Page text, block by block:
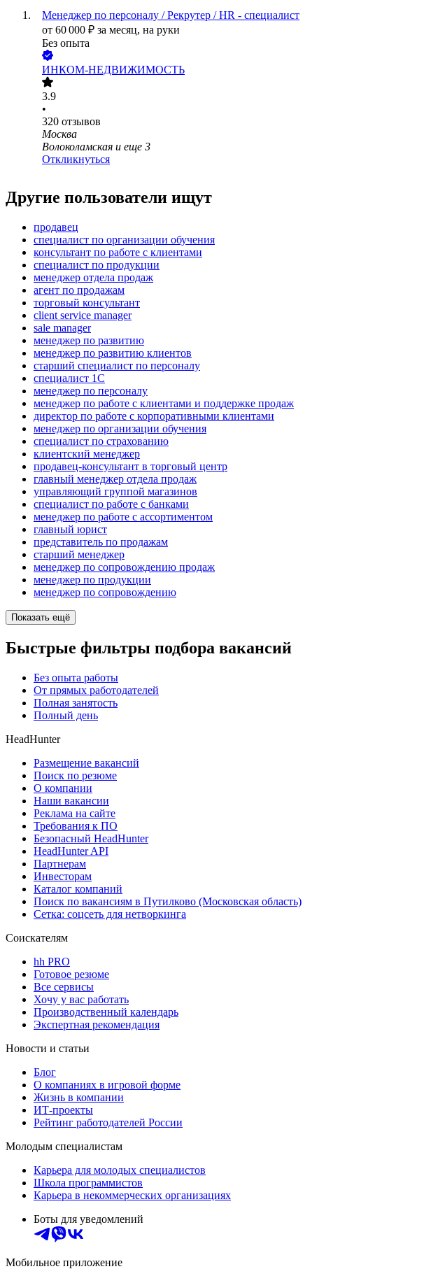
Менеджер по персоналу / Рекрутер / HR - специалист
от 60 000 ₽ за месяц, на руки
Без опыта
ИНКОМ-НЕДВИЖИМОСТЬ
3.9
•
320 отзывов
Москва
Волоколамская и еще 3
Откликнуться
Другие пользователи ищут
продавец
специалист по организации обучения
консультант по работе с клиентами
специалист по продукции
менеджер отдела продаж
агент по продажам
торговый консультант
client service manager
sale manager
менеджер по развитию
менеджер по развитию клиентов
старший специалист по персоналу
специалист 1С
менеджер по персоналу
менеджер по работе с клиентами и поддержке продаж
директор по работе с корпоративными клиентами
менеджер по организации обучения
специалист по страхованию
клиентский менеджер
продавец-консультант в торговый центр
главный менеджер отдела продаж
управляющий группой магазинов
специалист по работе с банками
менеджер по работе с ассортиментом
главный юрист
представитель по продажам
старший менеджер
менеджер по сопровождению продаж
менеджер по продукции
менеджер по сопровождению
Показать ещё
Быстрые фильтры подбора вакансий
Без опыта работы
От прямых работодателей
Полная занятость
Полный день
HeadHunter
Размещение вакансий
Поиск по резюме
О компании
Наши вакансии
Реклама на сайте
Требования к ПО
Безопасный HeadHunter
HeadHunter API
Партнерам
Инвесторам
Каталог компаний
Поиск по вакансиям в Путилково (Московская область)
Сетка: соцсеть для нетворкинга
Соискателям
hh PRO
Готовое резюме
Все сервисы
Хочу у вас работать
Производственный календарь
Экспертная рекомендация
Новости и статьи
Блог
О компаниях в игровой форме
Жизнь в компании
ИТ-проекты
Рейтинг работодателей России
Молодым специалистам
Карьера для молодых специалистов
Школа программистов
Карьера в некоммерческих организациях
Боты для уведомлений
Мобильное приложение